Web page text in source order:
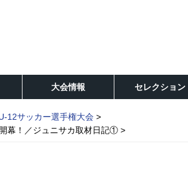
大会情報 セレクション
12サッカー選手権大会
幕！／ジュニサカ取材日記①